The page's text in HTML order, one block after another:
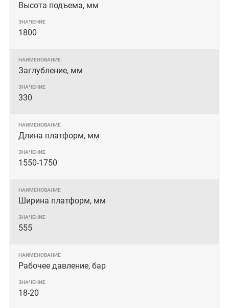
Высота подъема, мм
1800
Заглубление, мм
330
Длина платформ, мм
1550-1750
Ширина платформ, мм
555
Рабочее давление, бар
18-20